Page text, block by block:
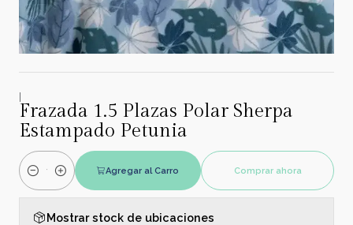
|
Frazada 1.5 Plazas Polar Sherpa
Estampado Petunia
Cantidad
Agregar al Carro Comprar ahora
Mostrar stock de ubicaciones